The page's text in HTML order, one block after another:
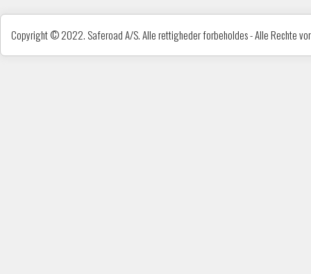
Copyright © 2022. Saferoad A/S. Alle rettigheder forbeholdes - Alle Rechte